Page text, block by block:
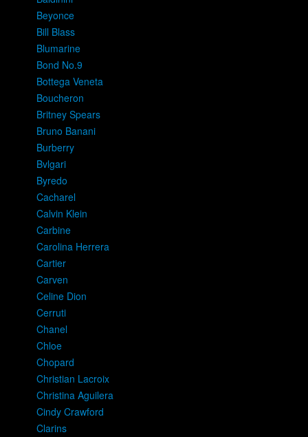
Beyonce
Bill Blass
Blumarine
Bond No.9
Bottega Veneta
Boucheron
Britney Spears
Bruno Banani
Burberry
Bvlgari
Byredo
Cacharel
Calvin Klein
Carbine
Carolina Herrera
Cartier
Carven
Celine Dion
Cerruti
Chanel
Chloe
Chopard
Christian Lacroix
Christina Aguilera
Cindy Crawford
Clarins